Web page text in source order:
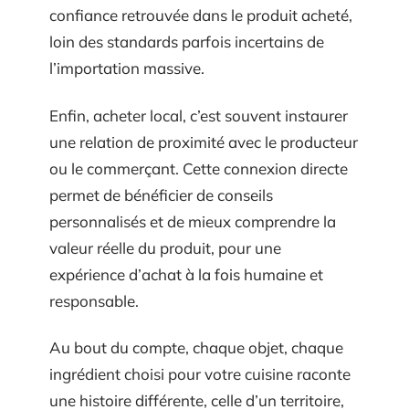
confiance retrouvée dans le produit acheté,
loin des standards parfois incertains de
l’importation massive.
Enfin, acheter local, c’est souvent instaurer
une relation de proximité avec le producteur
ou le commerçant. Cette connexion directe
permet de bénéficier de conseils
personnalisés et de mieux comprendre la
valeur réelle du produit, pour une
expérience d’achat à la fois humaine et
responsable.
Au bout du compte, chaque objet, chaque
ingrédient choisi pour votre cuisine raconte
une histoire différente, celle d’un territoire,